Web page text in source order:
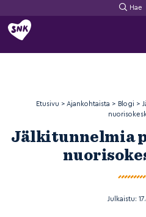
Siirry
sisältöön
Hae
Etusivu > Ajankohtaista > Blogi >
Jälkitunnelmia
Julkaistu: